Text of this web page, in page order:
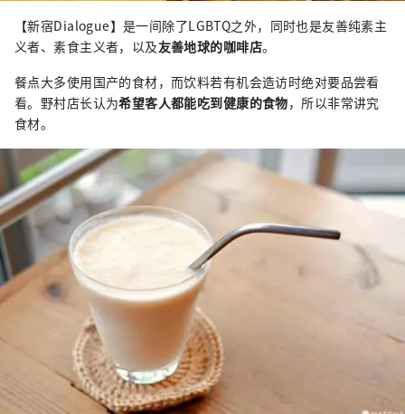
【新宿Dialogue】是一间除了LGBTQ之外，同时也是友善纯素主
义者、素食主义者，以及友善地球的咖啡店。
餐点大多使用国产的食材，而饮料若有机会造访时绝对要品尝看
看。野村店长认为希望客人都能吃到健康的食物，所以非常讲究
食材。